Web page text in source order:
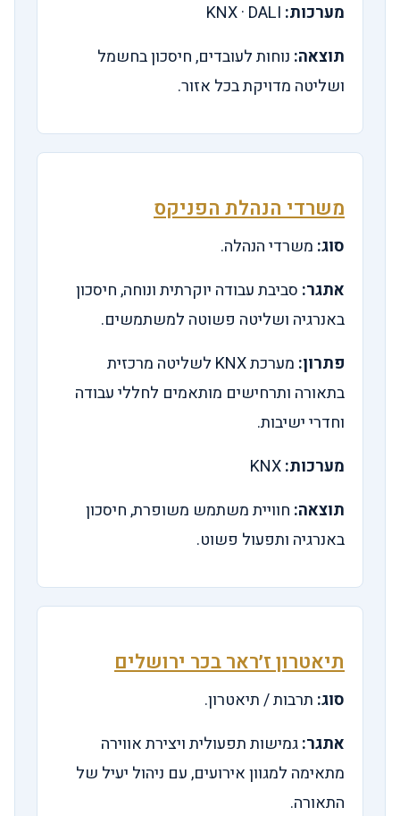
מערכות:
תוצאה: נוחות לעובדים, חיסכון בחשמל
ושליטה מדויקת בכל אזור.
משרדי הנהלת הפניקס
סוג: משרדי הנהלה.
אתגר: סביבת עבודה יוקרתית ונוחה, חיסכון
באנרגיה ושליטה פשוטה למשתמשים.
פתרון:
מערכת KNX לשליטה מרכזית
בתאורה ותרחישים מותאמים לחללי עבודה
וחדרי ישיבות.
מערכות:
תוצאה: חוויית משתמש משופרת, חיסכון
באנרגיה ותפעול פשוט.
תיאטרון ז׳ראר בכר ירושלים
סוג: תרבות / תיאטרון.
אתגר:גמישות תפעולית ויצירת אווירה
מתאימה למגוון אירועים, עם ניהול יעיל של
התאורה.